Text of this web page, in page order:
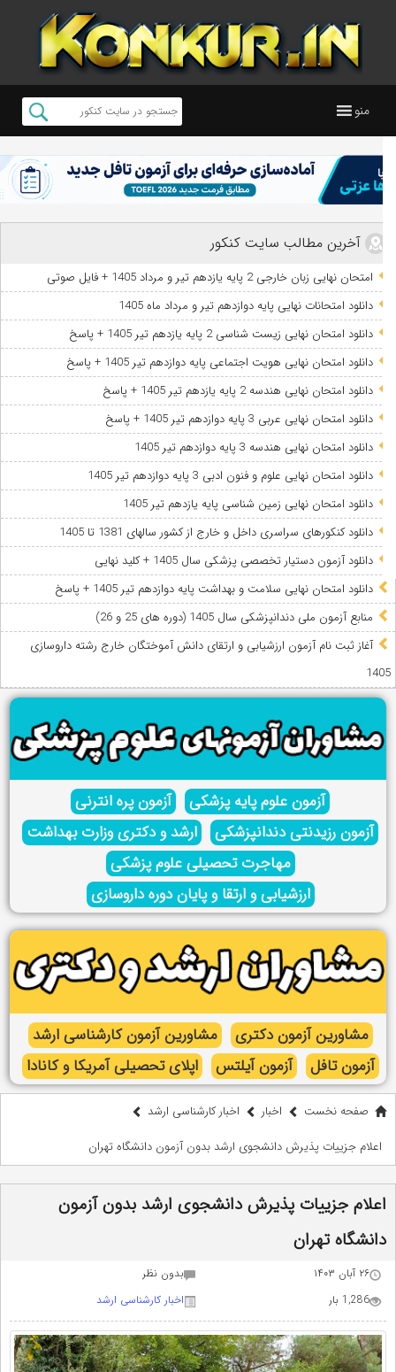
منو
آخرین مطالب سایت کنکور
امتحان نهایی زبان خارجی 2 پایه یازدهم تیر و مرداد 1405 + فایل صوتی
دانلود امتحانات نهایی پایه دوازدهم تیر و مرداد ماه 1405
دانلود امتحان نهایی زیست شناسی 2 پایه یازدهم تیر 1405 + پاسخ
دانلود امتحان نهایی هویت اجتماعی پایه دوازدهم تیر 1405 + پاسخ
دانلود امتحان نهایی هندسه 2 پایه یازدهم تیر 1405 + پاسخ
دانلود امتحان نهایی عربی 3 پایه دوازدهم تیر 1405 + پاسخ
دانلود امتحان نهایی هندسه 3 پایه دوازدهم تیر 1405
دانلود امتحان نهایی علوم و فنون ادبی 3 پایه دوازدهم تیر 1405
دانلود امتحان نهایی زمین شناسی پایه یازدهم تیر 1405
دانلود کنکورهای سراسری داخل و خارج از کشور سالهای 1381 تا 1405
دانلود آزمون دستیار تخصصی پزشکی سال 1405 + کلید نهایی
دانلود امتحان نهایی سلامت و بهداشت پایه دوازدهم تیر 1405 + پاسخ
ﻣﻨﺎﺑﻊ آزﻣﻮن ﻣﻠﯽ دندانپزشکی سال 1405 (دوره های 25 و 26)
آغاز ثبت نام آزمون‌ ارزشیابی و ارتقای دانش آموختگان خارج رشته داروسازی
1405
آزمون علوم پایه پزشکی
آزمون پره انترنی
آزمون رزیدنتی دندانپزشکی
ارشد و دکتری وزارت بهداشت
مهاجرت تحصیلی علوم پزشکی
ارزشیابی و ارتقا و پایان دوره داروسازی
مشاورین آزمون دکتری
مشاورین آزمون کارشناسی ارشد
آزمون تافل
آزمون آیلتس اپلای تحصیلی آمریکا و کانادا
صفحه نخست اخبار
اخبار کارشناسی ارشد
اعلام جزییات پذیرش دانشجوی ارشد بدون آزمون دانشگاه تهران
اعلام جزییات پذیرش دانشجوی ارشد بدون آزمون
دانشگاه تهران
۲۶ آبان ۱۴۰۳
بدون نظر
1,286 بار
اخبار کارشناسی ارشد